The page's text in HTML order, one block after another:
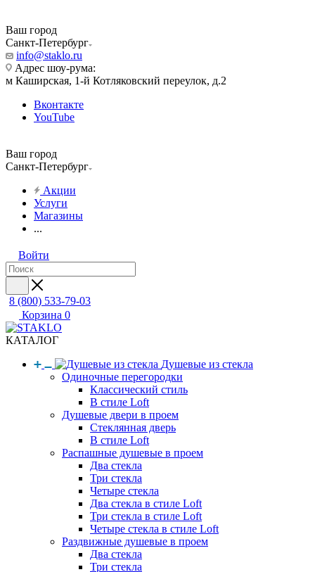
Ваш город
Санкт-Петербург
info@staklo.ru
Адрес шоу-рума:
м Каширская, 1-й Котляковский переулок, д.2
Вконтакте
YouTube
Ваш город
Санкт-Петербург
Акции
Услуги
Магазины
...
Войти
8 (800) 533-79-03
Корзина 0
КАТАЛОГ
Душевые из стекла
Одиночные перегородки
Классический стиль
В стиле Loft
Душевые двери в проем
Стеклянная дверь
В стиле Loft
Распашные душевые в проем
Два стекла
Три стекла
Четыре стекла
Два стекла в стиле Loft
Три стекла в стиле Loft
Четыре стекла в стиле Loft
Раздвижные душевые в проем
Два стекла
Три стекла